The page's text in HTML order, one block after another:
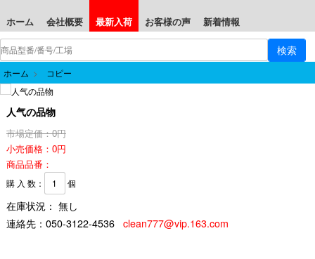
ホーム 会社概要 最新入荷 お客様の声 新着情報
ホーム > コピー
人气の品物
市場定価：0円
小売価格：0円
商品品番：
購 入 数： 個
在庫状況： 無し
連絡先： 050-3122-4536 clean777@vip.163.com